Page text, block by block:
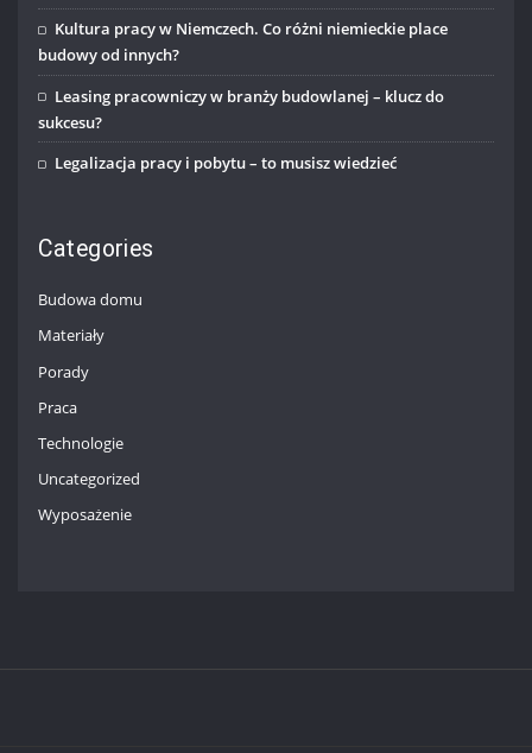
Kultura pracy w Niemczech. Co różni niemieckie place
budowy od innych?
Leasing pracowniczy w branży budowlanej – klucz do
sukcesu?
Legalizacja pracy i pobytu – to musisz wiedzieć
Categories
Budowa domu
Materiały
Porady
Praca
Technologie
Uncategorized
Wyposażenie